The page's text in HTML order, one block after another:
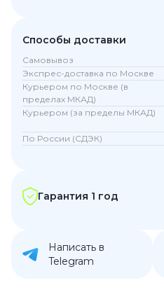
Способы доставки
Самовывоз
Экспрес-доставка по Москве
Курьером по Москве (в
пределах МКАД)
Курьером (за пределы МКАД)
По России (СДЭК)
Гарантия 1 год
Написать в
Telegram